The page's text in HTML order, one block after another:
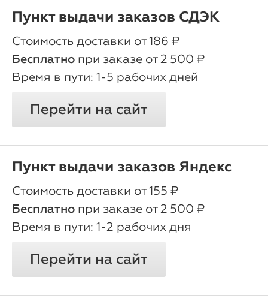
Пункт выдачи заказов СДЭК
oт 186 ₽
Бесплатно при заказе от 2 500 ₽
1-5 рабочих дней
Перейти на сайт
Пункт выдачи заказов Яндекс
oт 155 ₽
Бесплатно при заказе от 2 500 ₽
1-2 рабочих дня
Перейти на сайт